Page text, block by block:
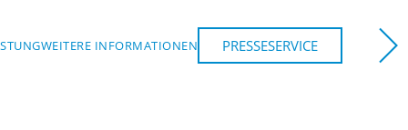
WEITERE INFORMATIONEN PRESSESERVICE